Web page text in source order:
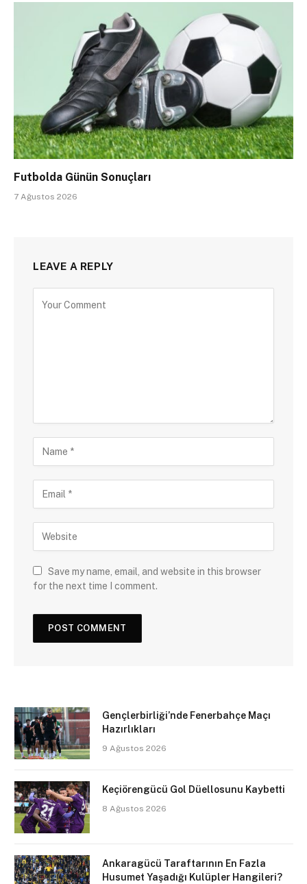
Futbolda Günün Sonuçları
7 Ağustos 2026
LEAVE A REPLY
Save my name, email, and website in this browser
for the next time I comment.
Gençlerbirliği’nde Fenerbahçe Maçı
Hazırlıkları
9 Ağustos 2026
Keçiörengücü Gol Düellosunu Kaybetti
8 Ağustos 2026
Ankaragücü Taraftarının En Fazla
Husumet Yaşadığı Kulüpler Hangileri?